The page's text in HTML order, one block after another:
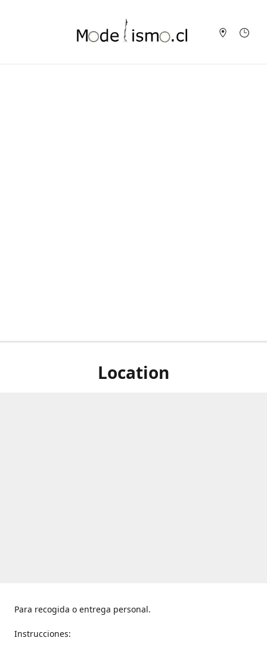
Location
Para recogida o entrega personal.
Instrucciones: